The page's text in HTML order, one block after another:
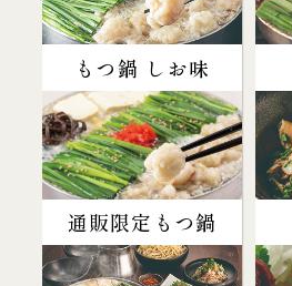
もつ鍋 しお味
通販限定もつ鍋